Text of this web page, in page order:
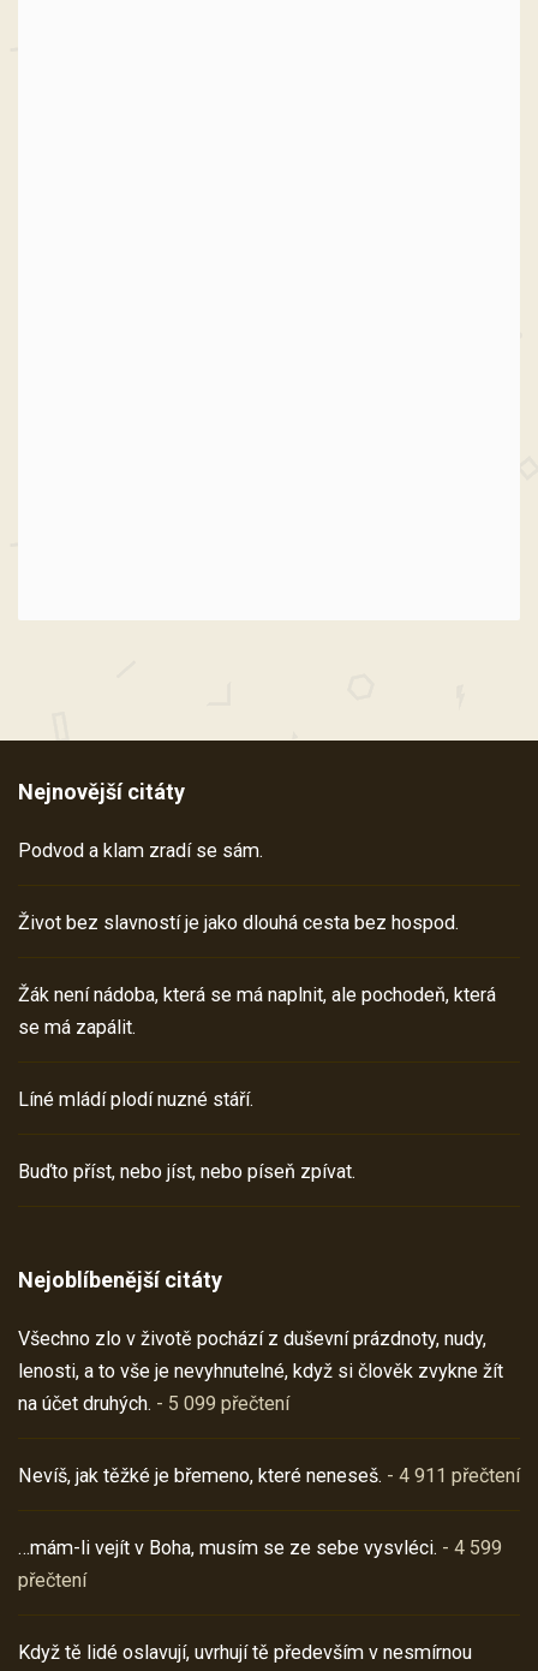
Nejnovější citáty
Podvod a klam zradí se sám.
Život bez slavností je jako dlouhá cesta bez hospod.
Žák není nádoba, která se má naplnit, ale pochodeň, která
se má zapálit.
Líné mládí plodí nuzné stáří.
Buďto příst, nebo jíst, nebo píseň zpívat.
Nejoblíbenější citáty
Všechno zlo v životě pochází z duševní prázdnoty, nudy,
lenosti, a to vše je nevyhnutelné, když si člověk zvykne žít
na účet druhých. - 5 099 přečtení
Nevíš, jak těžké je břemeno, které neneseš. - 4 911 přečtení
…mám-li vejít v Boha, musím se ze sebe vysvléci. - 4 599
přečtení
Když tě lidé oslavují, uvrhují tě především v nesmírnou